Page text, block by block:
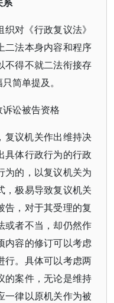
对《行政复议法》
二法本身内容和程序
不得不就二法衔接存
简单提及。
诉讼被告资格
复议机关作出维持决
具体行政行为的行政
为的，以复议机关为
，极易导致复议机关
告，对于其受理的复
或者不当，却仍然作
内容的修订可以考虑
行。具体可以考虑两
的案件，无论是维持
一律以原机关作为被